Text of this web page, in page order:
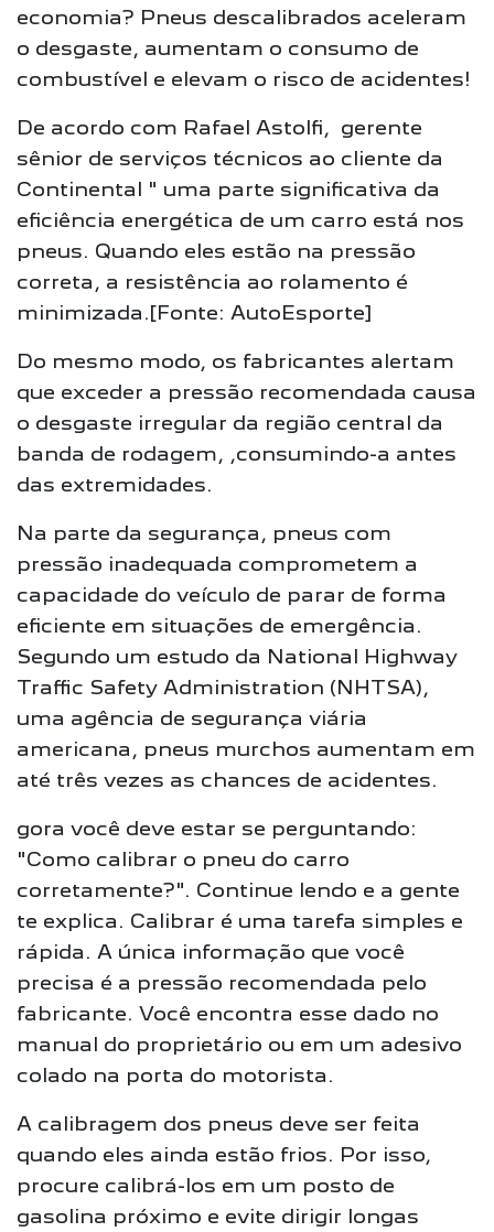
economia? Pneus descalibrados aceleram
o desgaste, aumentam o consumo de
combustível e elevam o risco de acidentes!
De acordo com Rafael Astolfi, gerente
sênior de serviços técnicos ao cliente da
Continental " uma parte significativa da
eficiência energética de um carro está nos
pneus. Quando eles estão na pressão
correta, a resistência ao rolamento é
minimizada.[Fonte: AutoEsporte]
Do mesmo modo, os fabricantes alertam
que exceder a pressão recomendada causa
o desgaste irregular da região central da
banda de rodagem, ,consumindo-a antes
das extremidades.
Na parte da segurança, pneus com
pressão inadequada comprometem a
capacidade do veículo de parar de forma
eficiente em situações de emergência.
Segundo um estudo da National Highway
Traffic Safety Administration (NHTSA),
uma agência de segurança viária
americana, pneus murchos aumentam em
até três vezes as chances de acidentes.
gora você deve estar se perguntando:
"Como calibrar o pneu do carro
corretamente?". Continue lendo e a gente
te explica. Calibrar é uma tarefa simples e
rápida. A única informação que você
precisa é a pressão recomendada pelo
fabricante. Você encontra esse dado no
manual do proprietário ou em um adesivo
colado na porta do motorista.
A calibragem dos pneus deve ser feita
quando eles ainda estão frios. Por isso,
procure calibrá-los em um posto de
gasolina próximo e evite dirigir longas